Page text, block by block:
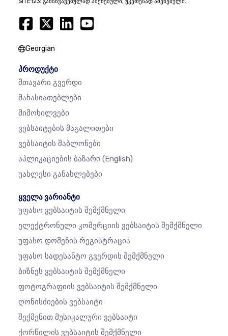
Georgian
პროდუქტი
Მთავარი Გვერდი
Მახასიათებლები
Მიმოხილვები
Ვებსაიტების Მაგალითები
Ვებსაიტის Შაბლონები
Აპლიკაციების Ბაზარი (English)
Უახლესი Განახლებები
ყველა ვარიანტი
Უფასო Ვებსაიტის Შემქმნელი
Ელექტრონული Კომერციის Ვებსაიტის Შემქმნელი
Უფასო Დომენის Რეგისტრაცია
Უფასო Სადესანტო Გვერდის Შემქმნელი
Ბიზნეს Ვებსაიტის Შემქმნელი
Ფოტოგრაფიის Ვებსაიტის Შემქმნელი
Ღონისძიების Ვებსაიტი
Შექმენით Მუსიკალური Ვებსაიტი
Ქორწილის Ვებსაიტის Შემქმნელი